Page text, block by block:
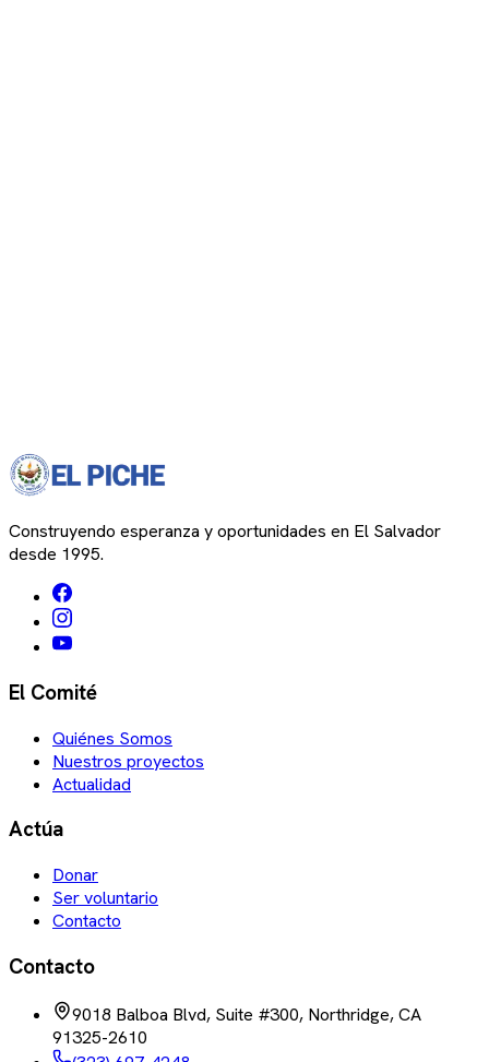
Construyendo esperanza y oportunidades en El Salvador
desde 1995.
El Comité
Quiénes Somos
Nuestros proyectos
Actualidad
Actúa
Donar
Ser voluntario
Contacto
Contacto
9018 Balboa Blvd, Suite #300, Northridge, CA
91325-2610